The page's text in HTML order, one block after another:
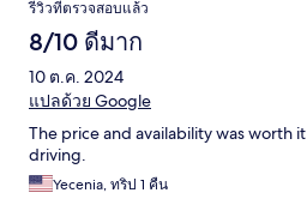
รีวิวที่ตรวจสอบแล้ว
8/10 ดีมาก
10 ต.ค. 2024
แปลด้วย Google
The price and availability was worth
driving.
Yecenia, ทริป 1 คืน